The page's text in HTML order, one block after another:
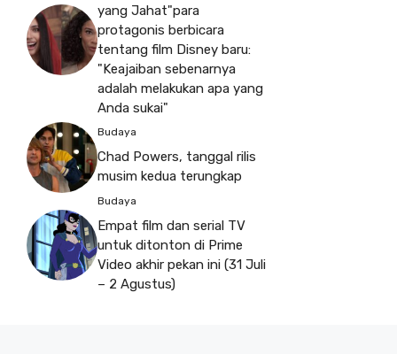
yang Jahat"para
protagonis berbicara
tentang film Disney baru:
"Keajaiban sebenarnya
adalah melakukan apa yang
Anda sukai"
Budaya
Chad Powers, tanggal rilis
musim kedua terungkap
Budaya
Empat film dan serial TV
untuk ditonton di Prime
Video akhir pekan ini (31 Juli
– 2 Agustus)